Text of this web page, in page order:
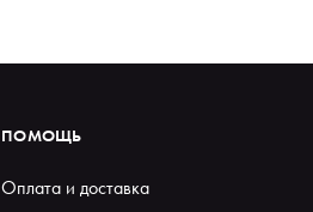
ПОМОЩЬ
Оплата и доставка